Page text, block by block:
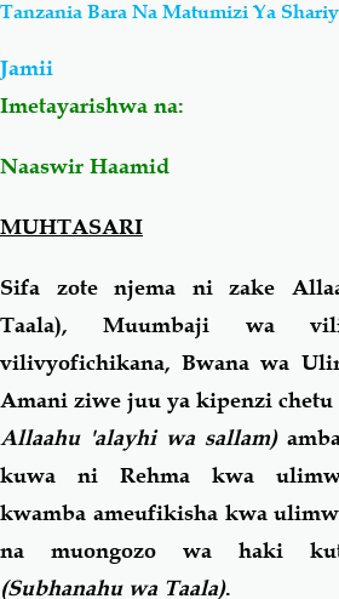
Shirki & Kufru
Salaf Wa Ummah
Fataawa Za Ulamaa
Akhlaaq-Aadaab
Familia-Jamii
Tanzania Bara Na Matumizi Ya
Jamii
Imetayarishwa na:
Naaswir Haamid
MUHTASARI
Sifa zote njema ni zake
Taala), Muumbaji wa
vilivyofichikana, Bwana wa
Amani ziwe juu ya kipenzi chetu
Allaahu 'alayhi wa sallam)
kuwa ni Rehma kwa
kwamba ameufikisha kwa
na muongozo wa haki
(Subhanahu wa Taala).